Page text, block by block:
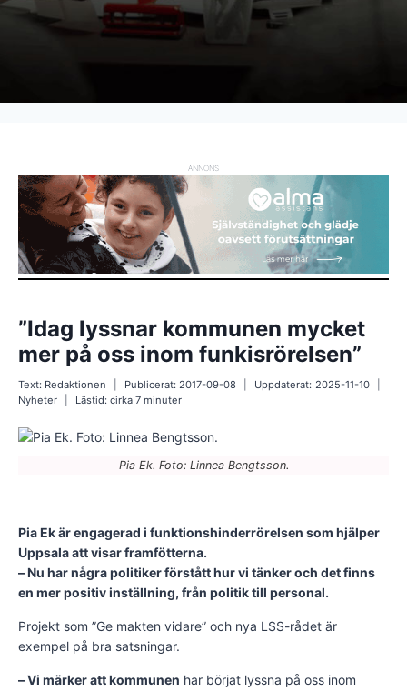
ANNONS
”Idag lyssnar kommunen mycket
mer på oss inom funkisrörelsen”
Text: Redaktionen Publicerat: 2017-09-08 Uppdaterat: 2025-11-10
Nyheter
Lästid: cirka 7 minuter
Pia Ek. Foto: Linnea Bengtsson.
Pia Ek är engagerad i funktionshinderrörelsen som hjälper
Uppsala att visar framfötterna.
– Nu har några politiker förstått hur vi tänker och det finns
en mer positiv inställning, från politik till personal.
Projekt som ”Ge makten vidare” och nya LSS-rådet är
exempel på bra satsningar.
– Vi märker att kommunen har börjat lyssna på oss inom